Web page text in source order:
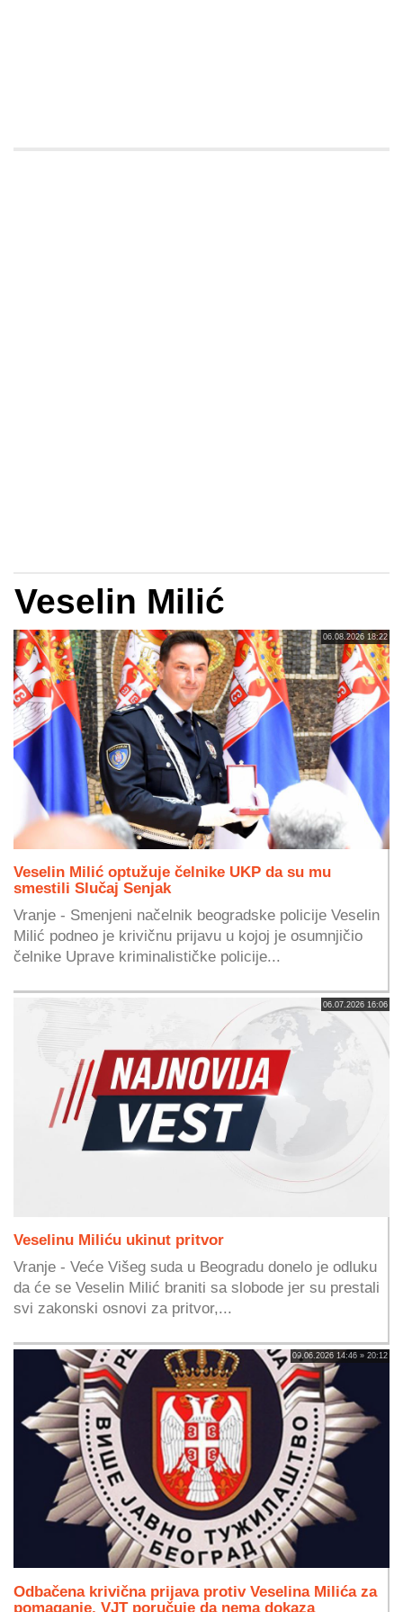
Veselin Milić
06.08.2026 18:22
Veselin Milić optužuje čelnike UKP da su mu
smestili Slučaj Senjak
Vranje - Smenjeni načelnik beogradske policije Veselin
Milić podneo je krivičnu prijavu u kojoj je osumnjičio
čelnike Uprave kriminalističke policije...
06.07.2026 16:06
Veselinu Miliću ukinut pritvor
Vranje - Veće Višeg suda u Beogradu donelo je odluku
da će se Veselin Milić braniti sa slobode jer su prestali
svi zakonski osnovi za pritvor,...
09.06.2026 14:46 » 20:12
Odbačena krivična prijava protiv Veselina Milića za
pomaganje, VJT poručuje da nema dokaza